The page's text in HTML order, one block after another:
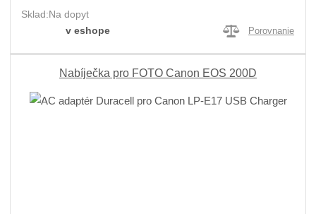
Sklad:Na dopyt
v eshope
Porovnanie
Nabíječka pro FOTO Canon EOS 200D